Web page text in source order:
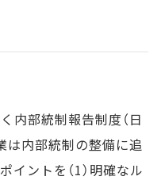
内部統制報告制度（日
は内部統制の整備に追
イントを（1）明確なル